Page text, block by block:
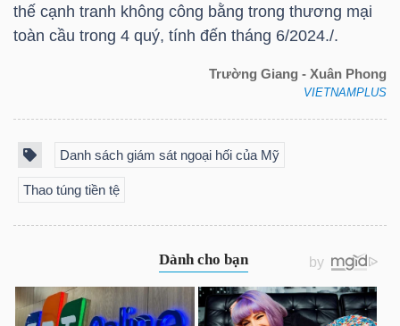
thế cạnh tranh không công bằng trong thương mại
toàn cầu trong 4 quý, tính đến tháng 6/2024./.
Trường Giang - Xuân Phong
VIETNAMPLUS
Danh sách giám sát ngoại hối của Mỹ
Thao túng tiền tệ
NGHIỆP